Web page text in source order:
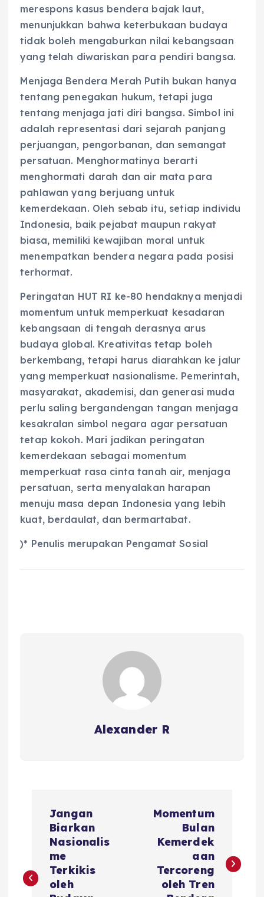
merespons kasus bendera bajak laut,
menunjukkan bahwa keterbukaan budaya
tidak boleh mengaburkan nilai kebangsaan
yang telah diwariskan para pendiri bangsa.
Menjaga Bendera Merah Putih bukan hanya
tentang penegakan hukum, tetapi juga
tentang menjaga jati diri bangsa. Simbol ini
adalah representasi dari sejarah panjang
perjuangan, pengorbanan, dan semangat
persatuan. Menghormatinya berarti
menghormati darah dan air mata para
pahlawan yang berjuang untuk
kemerdekaan. Oleh sebab itu, setiap individu
Indonesia, baik pejabat maupun rakyat
biasa, memiliki kewajiban moral untuk
menempatkan bendera negara pada posisi
terhormat.
Peringatan HUT RI ke-80 hendaknya menjadi
momentum untuk memperkuat kesadaran
kebangsaan di tengah derasnya arus
budaya global. Kreativitas tetap boleh
berkembang, tetapi harus diarahkan ke jalur
yang memperkuat nasionalisme. Pemerintah,
masyarakat, akademisi, dan generasi muda
perlu saling bergandengan tangan menjaga
kesakralan simbol negara agar persatuan
tetap kokoh. Mari jadikan peringatan
kemerdekaan sebagai momentum
memperkuat rasa cinta tanah air, menjaga
persatuan, serta menyalakan harapan
menuju masa depan Indonesia yang lebih
kuat, berdaulat, dan bermartabat.
)* Penulis merupakan Pengamat Sosial
Alexander R
t
Jangan
Biarkan
Nasionalis
me
Terkikis
oleh
Momentum
Bulan
Kemerdek
aan
Tercoreng
oleh Tren